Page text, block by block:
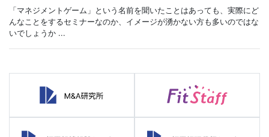
「マネジメントゲーム」という名前を聞いたことはあっても、実際にど
んなことをするセミナーなのか、イメージが湧かない方も多いのではな
いでしょうか ...